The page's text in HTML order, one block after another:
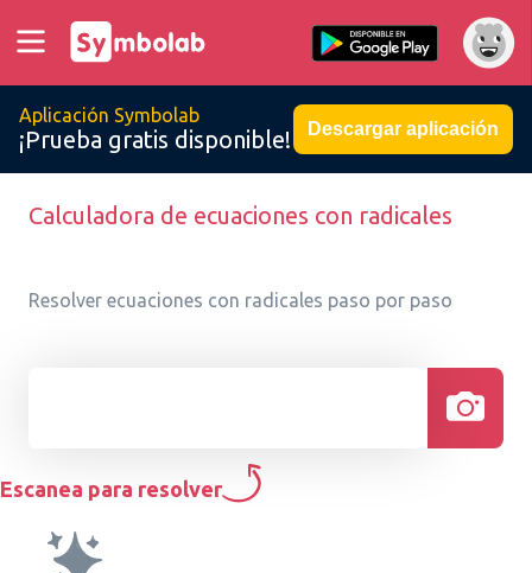
Aplicación Symbolab
¡Prueba gratis disponible! Descargar aplicación
Calculadora de ecuaciones con radicales
Resolver ecuaciones con radicales paso por paso
Escanea para resolver